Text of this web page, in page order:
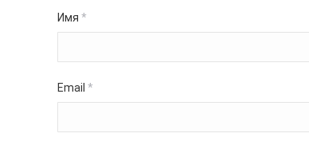
Имя *
Email *